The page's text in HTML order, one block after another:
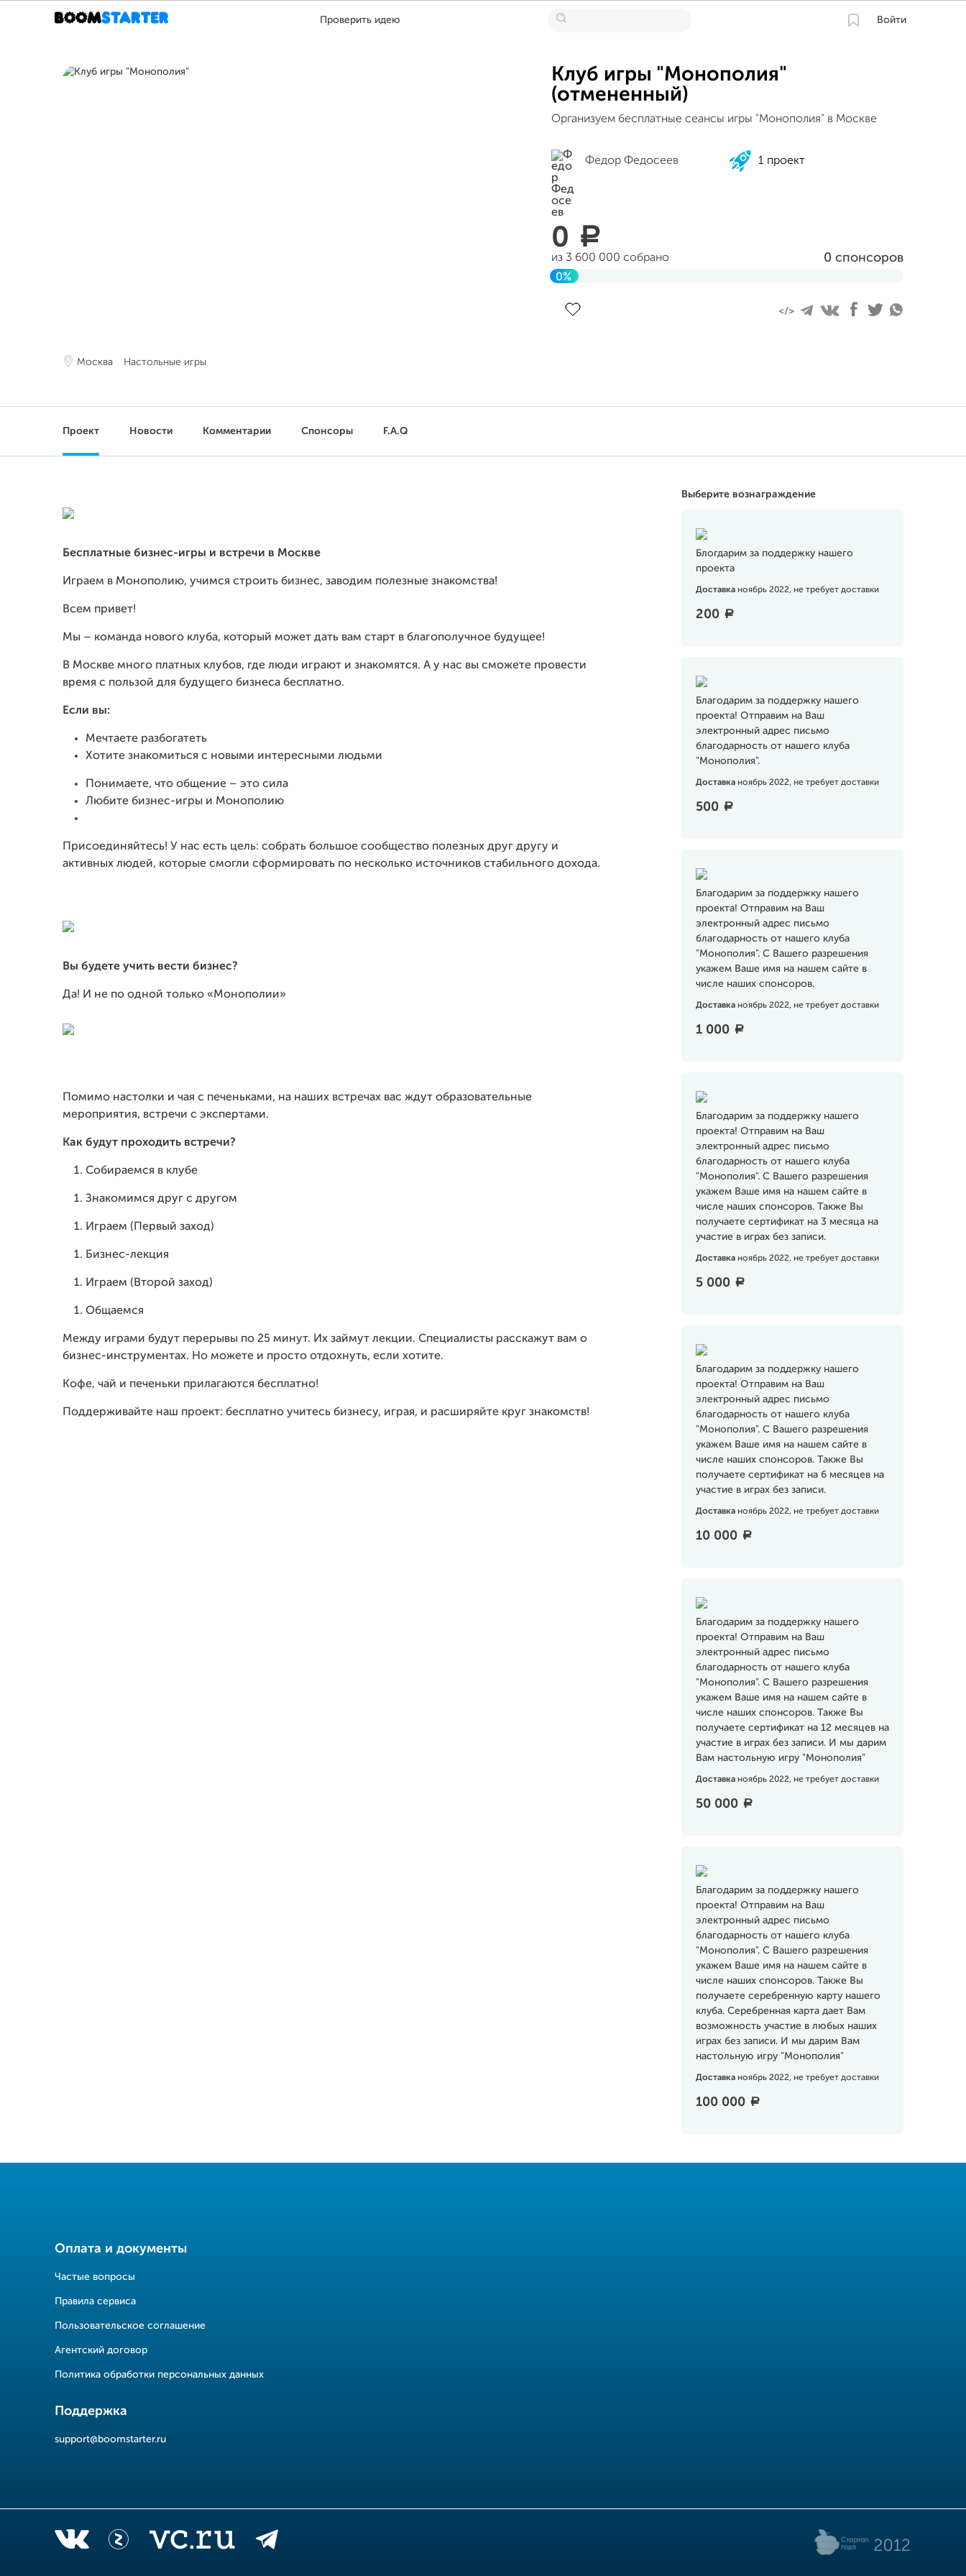
Проверить идею Войти
Москва Настольные игры
Клуб игры "Монополия"
(отмененный)
Организуем бесплатные сеансы игры "Монополия" в Москве
Федор Федосеев 1 проект
0 a
из 3 600 000 собрано 0 спонсоров
0%
Проект Новости Комментарии Спонсоры F.A.Q
Выберите вознаграждение
Блогдарим за поддержку нашего
проекта
Доставка ноябрь 2022, не требует доставки
200 a
Благодарим за поддержку нашего
проекта! Отправим на Ваш
электронный адрес письмо
благодарность от нашего клуба
"Монополия".
Доставка ноябрь 2022, не требует доставки
500 a
Благодарим за поддержку нашего
проекта! Отправим на Ваш
электронный адрес письмо
благодарность от нашего клуба
"Монополия". С Вашего разрешения
укажем Ваше имя на нашем сайте в
числе наших спонсоров.
Доставка ноябрь 2022, не требует доставки
1 000 a
Благодарим за поддержку нашего
проекта! Отправим на Ваш
электронный адрес письмо
благодарность от нашего клуба
"Монополия". С Вашего разрешения
укажем Ваше имя на нашем сайте в
числе наших спонсоров. Также Вы
получаете сертификат на 3 месяца на
участие в играх без записи.
Доставка ноябрь 2022, не требует доставки
5 000 a
Благодарим за поддержку нашего
проекта! Отправим на Ваш
электронный адрес письмо
благодарность от нашего клуба
"Монополия". С Вашего разрешения
укажем Ваше имя на нашем сайте в
числе наших спонсоров. Также Вы
получаете сертификат на 6 месяцев на
участие в играх без записи.
Доставка ноябрь 2022, не требует доставки
10 000 a
Благодарим за поддержку нашего
проекта! Отправим на Ваш
электронный адрес письмо
благодарность от нашего клуба
"Монополия". С Вашего разрешения
укажем Ваше имя на нашем сайте в
числе наших спонсоров. Также Вы
получаете сертификат на 12 месяцев на
участие в играх без записи. И мы дарим
Вам настольную игру "Монополия"
Доставка ноябрь 2022, не требует доставки
50 000 a
Благодарим за поддержку нашего
проекта! Отправим на Ваш
электронный адрес письмо
благодарность от нашего клуба
"Монополия". С Вашего разрешения
укажем Ваше имя на нашем сайте в
числе наших спонсоров. Также Вы
получаете серебренную карту нашего
клуба. Серебренная карта дает Вам
возможность участие в любых наших
играх без записи. И мы дарим Вам
настольную игру "Монополия"
Доставка ноябрь 2022, не требует доставки
100 000 a
Бесплатные бизнес-игры и встречи в Москве
Играем в Монополию, учимся строить бизнес, заводим полезные знакомства!
Всем привет!
Мы – команда нового клуба, который может дать вам старт в благополучное будущее!
В Москве много платных клубов, где люди играют и знакомятся. А у нас вы сможете провести
время с пользой для будущего бизнеса бесплатно.
Если вы:
Мечтаете разбогатеть
Хотите знакомиться с новыми интересными людьми
Понимаете, что общение – это сила
Любите бизнес-игры и Монополию
Присоединяйтесь! У нас есть цель: собрать большое сообщество полезных друг другу и
активных людей, которые смогли сформировать по несколько источников стабильного дохода.
Вы будете учить вести бизнес?
Да! И не по одной только «Монополии»
Помимо настолки и чая с печеньками, на наших встречах вас ждут образовательные
мероприятия, встречи с экспертами.
Как будут проходить встречи?
Собираемся в клубе
Знакомимся друг с другом
Играем (Первый заход)
Бизнес-лекция
Играем (Второй заход)
Общаемся
Между играми будут перерывы по 25 минут. Их займут лекции. Специалисты расскажут вам о
бизнес-инструментах. Но можете и просто отдохнуть, если хотите.
Кофе, чай и печеньки прилагаются бесплатно!
Поддерживайте наш проект: бесплатно учитесь бизнесу, играя, и расширяйте круг знакомств!
Оплата и документы
Частые вопросы
Правила сервиса
Пользовательское соглашение
Агентский договор
Политика обработки персональных данных
Поддержка
support@boomstarter.ru